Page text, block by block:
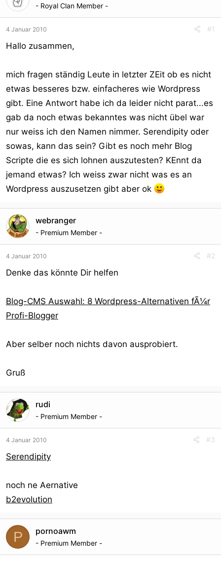
m
e
s
t
t
e
r
t
t
- Royal Clan Member -
4 Januar 2010 #1
Hallo zusammen,
mich fragen ständig Leute in letzter ZEit ob es nicht
etwas besseres bzw. einfacheres wie Wordpress
gibt. Eine Antwort habe ich da leider nicht parat...es
gab da noch etwas bekanntes was nicht übel war
nur weiss ich den Namen nimmer. Serendipity oder
sowas, kann das sein? Gibt es noch mehr Blog
Scripte die es sich lohnen auszutesten? KEnnt da
jemand etwas? Ich weiss zwar nicht was es an
Wordpress auszusetzen gibt aber ok
webranger
- Premium Member -
4 Januar 2010 #2
Denke das könnte Dir helfen
Blog-CMS Auswahl: 8 Wordpress-Alternativen fÃ¼r
Profi-Blogger
Aber selber noch nichts davon ausprobiert.
Gruß
rudi
- Premium Member -
4 Januar 2010 #3
Serendipity
noch ne Aernative
b2evolution
P pornoawm
- Premium Member -